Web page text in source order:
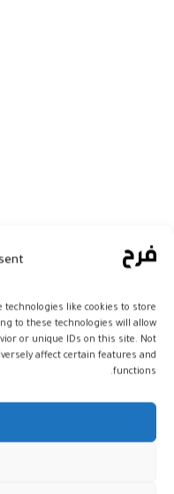
technologies like cookies to store
to these technologies will allow
or unique IDs on this site. Not
affect certain features and
functions.
منح العداء
كيغن بتوقيت